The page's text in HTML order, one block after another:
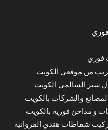
فوري
من موقعي الكويت
شتر السالمي الكويت
والشركات بالكويت
و مداخن فورية بالكويت
شفاطات هندي الفروانية